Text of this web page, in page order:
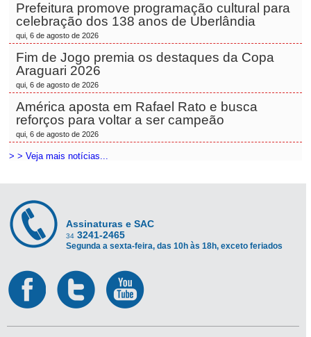
Prefeitura promove programação cultural para
celebração dos 138 anos de Uberlândia
qui, 6 de agosto de 2026
Fim de Jogo premia os destaques da Copa
Araguari 2026
qui, 6 de agosto de 2026
América aposta em Rafael Rato e busca
reforços para voltar a ser campeão
qui, 6 de agosto de 2026
> > Veja mais notícias...
Assinaturas e SAC
34 3241-2465
Segunda a sexta-feira, das 10h às 18h, exceto feriados